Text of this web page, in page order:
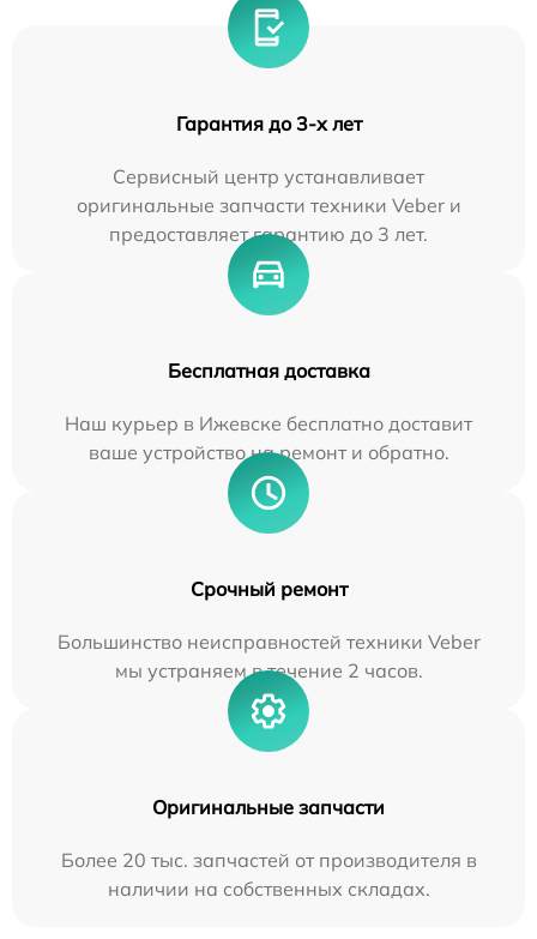
Гарантия до 3-х лет
Сервисный центр устанавливает
оригинальные запчасти техники Veber и
предоставляет гарантию до 3 лет.
Бесплатная доставка
Наш курьер в Ижевске бесплатно доставит
ваше устройство на ремонт и обратно.
Срочный ремонт
Большинство неисправностей техники Veber
мы устраняем в течение 2 часов.
Оригинальные запчасти
Более 20 тыс. запчастей от производителя в
наличии на собственных складах.